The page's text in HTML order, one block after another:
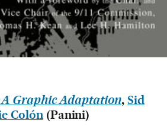
A Graphic Adaptation,Sid
Colón(Panini)